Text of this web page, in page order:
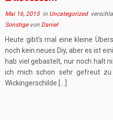
Mai 16, 2015in Uncategorized
Sonstige von Daniel
Heute gibt’s mal eine kleine
noch kein neues Diy, aber es ist
hab viel gebastelt, nur noch halt
ich mich schon sehr gefreut
Wickingerschilde […]